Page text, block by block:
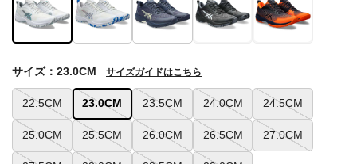
22.5CM 23.0CM 23.5CM 24.0CM 24.5CM
25.0CM 25.5CM 26.0CM 26.5CM 27.0CM
サイズ：23.0CM サイズガイドはこちら